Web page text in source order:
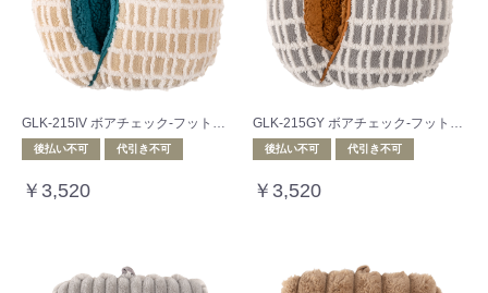
後払い不可 代引き不可
￥3,520
後払い不可 代引き不可
￥3,520